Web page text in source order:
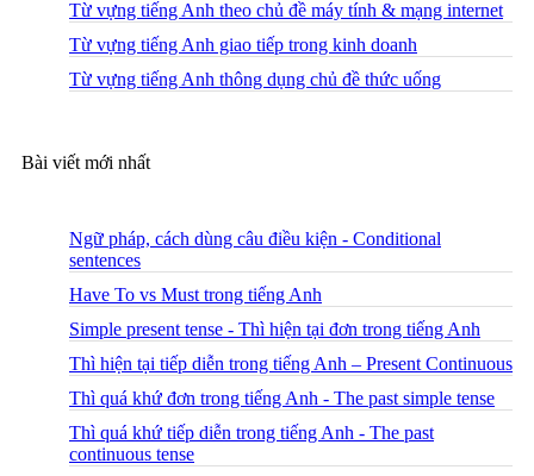
Từ vựng tiếng Anh theo chủ đề máy tính & mạng internet
Từ vựng tiếng Anh giao tiếp trong kinh doanh
Từ vựng tiếng Anh thông dụng chủ đề thức uống
Bài viết mới nhất
Ngữ pháp, cách dùng câu điều kiện - Conditional
sentences
Have To vs Must trong tiếng Anh
Simple present tense - Thì hiện tại đơn trong tiếng Anh
Thì hiện tại tiếp diễn trong tiếng Anh – Present Continuous
Thì quá khứ đơn trong tiếng Anh - The past simple tense
Thì quá khứ tiếp diễn trong tiếng Anh - The past
continuous tense